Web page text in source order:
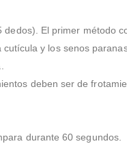
El primer método
y los senos
deben ser de
durante 60 segundos.